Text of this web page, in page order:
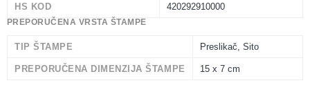
HS KOD 420292910000
PREPORUČENA VRSTA ŠTAMPE
TIP ŠTAMPE Preslikač, Sito
PREPORUČENA DIMENZIJA ŠTAMPE 15 x 7 cm